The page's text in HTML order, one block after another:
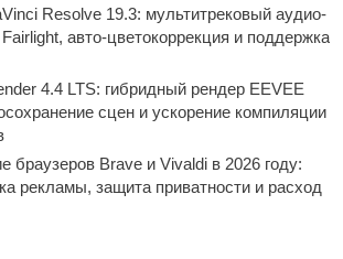
Resolve 19.3: мультитрековый аудио-
авто-цветокоррекция и поддержка
4.4 LTS: гибридный рендер EEVEE
сцен и ускорение компиляции
браузеров Brave и Vivaldi в 2026 году:
рекламы, защита приватности и расход